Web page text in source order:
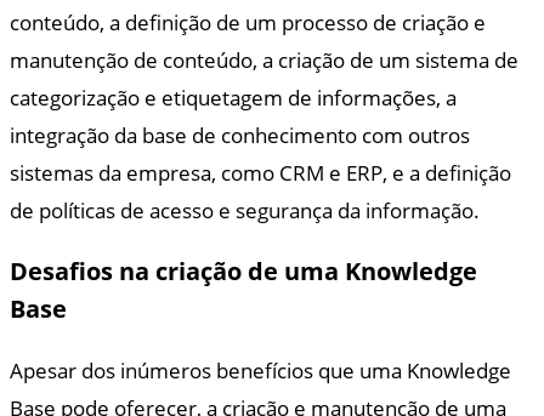
conteúdo, a definição de um processo de criação e
manutenção de conteúdo, a criação de um sistema de
categorização e etiquetagem de informações, a
integração da base de conhecimento com outros
sistemas da empresa, como CRM e ERP, e a definição
de políticas de acesso e segurança da informação.
Desafios na criação de uma Knowledge
Base
Apesar dos inúmeros benefícios que uma Knowledge
Base pode oferecer, a criação e manutenção de uma